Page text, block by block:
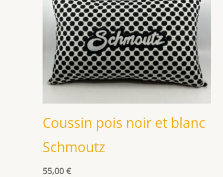
Coussin pois noir et blanc
Schmoutz
55,00 €